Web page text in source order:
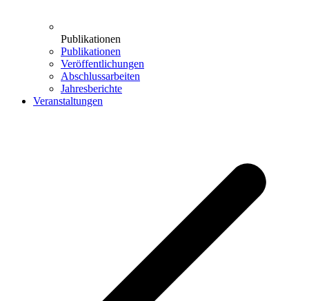
Publikationen
Publikationen
Veröffentlichungen
Abschlussarbeiten
Jahresberichte
Veranstaltungen